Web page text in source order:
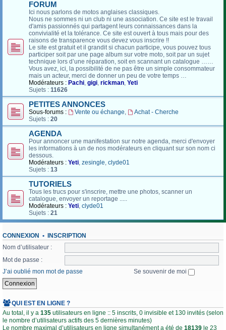
FORUM
Ici nous parlons de motos anglaises classiques.
Nous ne sommes ni un club ni une association. Ce site est le travail
d'amis passionnés qui partagent leurs connaissances dans la
convivialité et la tolérance. Ce site est ouvert à tous mais pour des
raisons de transparence vous devez vous inscrire !!
Le site est gratuit et il grandit si chacun participe, vous pouvez tous
participer soit par une page album sur votre moto, soit par un sujet
technique lors d’une réparation, soit en scannant un catalogue ……
Vous avez, ici, la possibilité de ne pas être un simple consommateur
mais un acteur, merci de donner un peu de votre temps …
Modérateurs : Pachi, gigi, rickman, Yeti
Sujets : 11626
PETITES ANNONCES
Sous-forums : Vente ou échange,
Achat - Cherche
Sujets : 20
AGENDA
Pour annoncer une manifestation sur notre agenda, merci d'envoyer
les informations à un de nos modérateurs en cliquant sur son nom ci
dessous.
Modérateurs : Yeti, zesingle, clyde01
Sujets : 13
TUTORIELS
Tous les trucs pour s'inscrire, mettre une photos, scanner un
catalogue, envoyer un reportage .....
Modérateurs : Yeti, clyde01
Sujets : 21
CONNEXION • INSCRIPTION
Nom d’utilisateur :
Mot de passe :
J’ai oublié mon mot de passe
Se souvenir de moi
QUI EST EN LIGNE ?
Au total, il y a 135 utilisateurs en ligne :: 5 inscrits, 0 invisible et 130 invités (selon
le nombre d’utilisateurs actifs des 5 dernières minutes)
Le nombre maximal d’utilisateurs en ligne simultanément a été de 18139 le 23